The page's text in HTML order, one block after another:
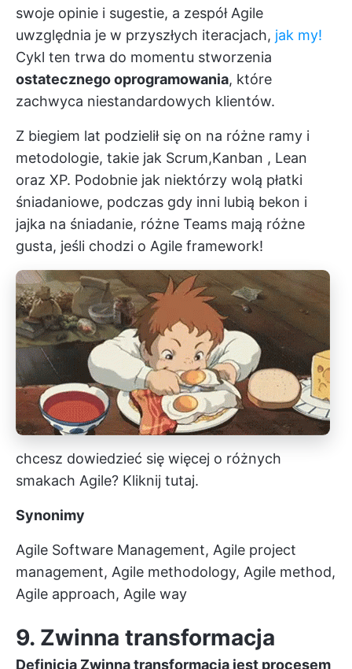
swoje opinie i sugestie, a zespół Agile
uwzględnia je w przyszłych iteracjach, jak my!
Cykl ten trwa do momentu stworzenia
ostatecznego oprogramowania, które
zachwyca niestandardowych klientów.
Z biegiem lat podzielił się on na różne ramy i
metodologie, takie jak Scrum,Kanban , Lean
oraz XP. Podobnie jak niektórzy wolą płatki
śniadaniowe, podczas gdy inni lubią bekon i
jajka na śniadanie, różne Teams mają różne
gusta, jeśli chodzi o Agile framework!
chcesz dowiedzieć się więcej o różnych
smakach Agile? Kliknij tutaj.
Synonimy
Agile Software Management, Agile project
management, Agile methodology, Agile method,
Agile approach, Agile way
9. Zwinna transformacja
Definicja Zwinna transformacja jest procesem